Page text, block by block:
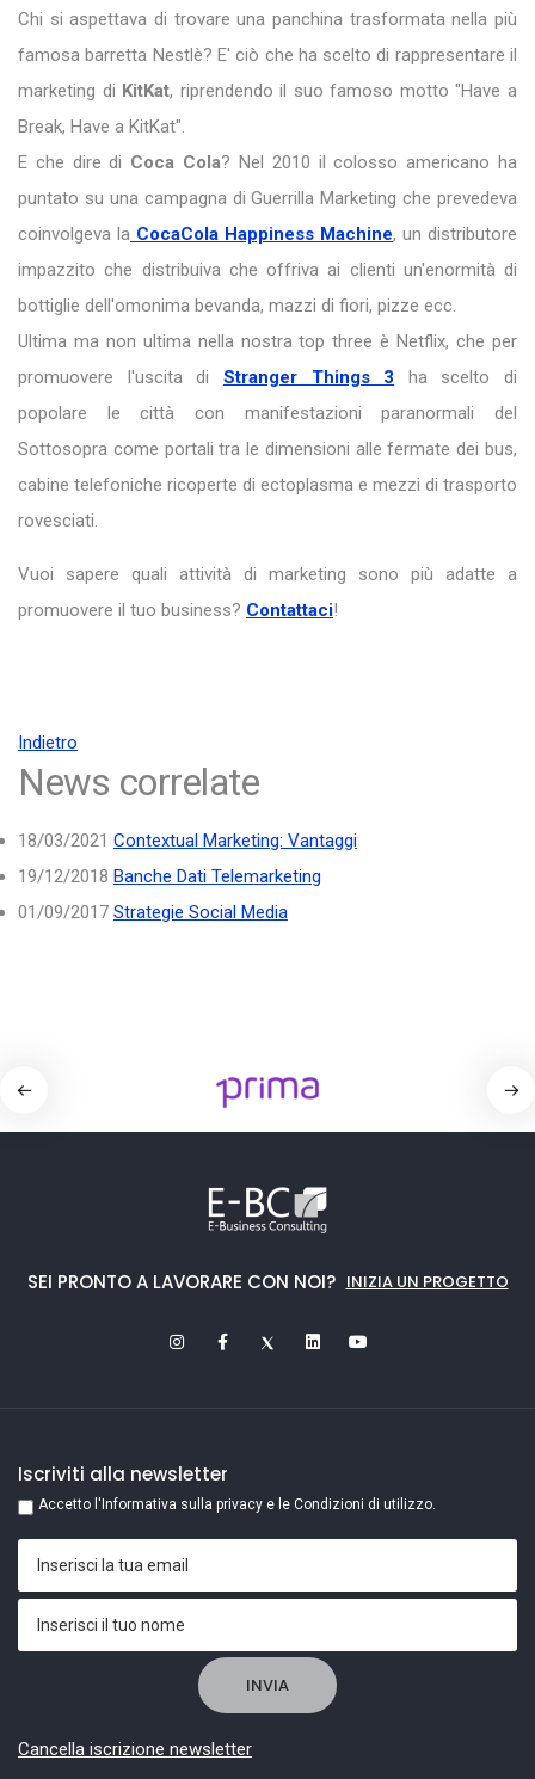
Chi si aspettava di trovare una panchina trasformata nella più
famosa barretta Nestlè? E' ciò che ha scelto di rappresentare il
marketing di KitKat, riprendendo il suo famoso motto "Have a
Break, Have a KitKat".
E che dire di Coca Cola? Nel 2010 il colosso americano ha
puntato su una campagna di Guerrilla Marketing che prevedeva
coinvolgeva la CocaCola Happiness Machine, un distributore
impazzito che distribuiva che offriva ai clienti un'enormità di
bottiglie dell'omonima bevanda, mazzi di fiori, pizze ecc.
Ultima ma non ultima nella nostra top three è Netflix, che per
promuovere l'uscita di
Stranger Things 3 ha scelto di
popolare le città con manifestazioni paranormali del
Sottosopra come portali tra le dimensioni alle fermate dei bus,
cabine telefoniche ricoperte di ectoplasma e mezzi di trasporto
rovesciati.
Vuoi sapere quali attività di marketing sono più adatte a
promuovere il tuo business? Contattaci!
Indietro
News correlate
18/03/2021 Contextual Marketing: Vantaggi
19/12/2018 Banche Dati Telemarketing
01/09/2017 Strategie Social Media
SEI PRONTO A LAVORARE CON NOI? INIZIA UN PROGETTO
Iscriviti alla newsletter
Accetto l'Informativa sulla privacy e le Condizioni di utilizzo.
Cancella iscrizione newsletter